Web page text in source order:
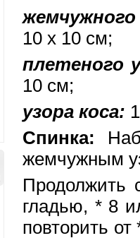
жемчужного
10 х 10 см;
плетеного
10 см;
узора коса:
Спинка:
жемчужным
Продолжить
гладью, * 8
повторить